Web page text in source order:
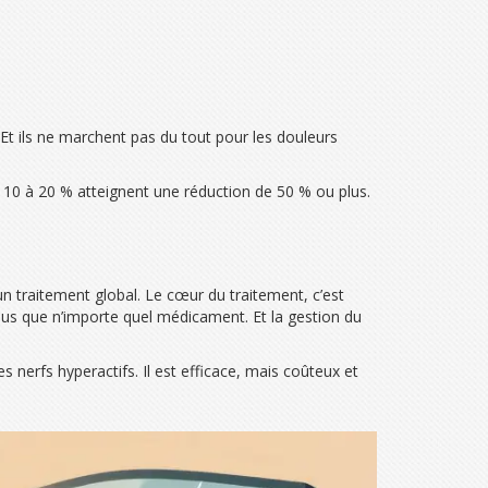
ils ne marchent pas du tout pour les douleurs
à 20 % atteignent une réduction de 50 % ou plus.
traitement global. Le cœur du traitement, c’est
que n’importe quel médicament. Et la gestion du
nerfs hyperactifs. Il est efficace, mais coûteux et